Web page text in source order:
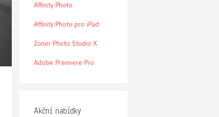
Affinity Photo
Affinity Photo pro iPad
Zoner Photo Studio X
Adobe Premiere Pro
Akční nabídky